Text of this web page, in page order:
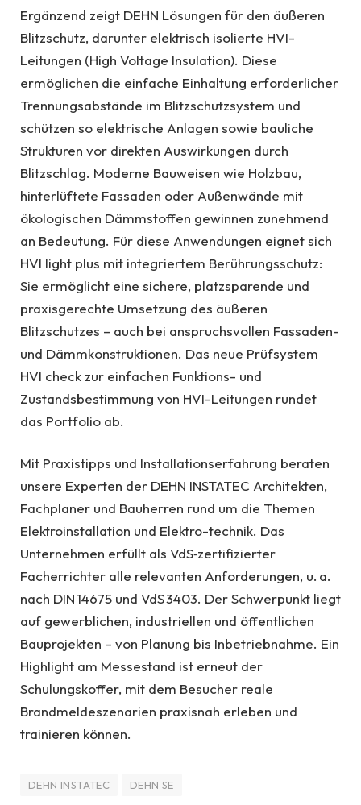
Ergänzend zeigt DEHN Lösungen für den äußeren
Blitzschutz, darunter elektrisch isolierte HVI-
Leitungen (High Voltage Insulation). Diese
ermöglichen die einfache Einhaltung erforderlicher
Trennungsabstände im Blitzschutzsystem und
schützen so elektrische Anlagen sowie bauliche
Strukturen vor direkten Auswirkungen durch
Blitzschlag. Moderne Bauweisen wie Holzbau,
hinterlüftete Fassaden oder Außenwände mit
ökologischen Dämmstoffen gewinnen zunehmend
an Bedeutung. Für diese Anwendungen eignet sich
HVI light plus mit integriertem Berührungsschutz:
Sie ermöglicht eine sichere, platzsparende und
praxisgerechte Umsetzung des äußeren
Blitzschutzes – auch bei anspruchsvollen Fassaden-
und Dämmkonstruktionen. Das neue Prüfsystem
HVI check zur einfachen Funktions- und
Zustandsbestimmung von HVI-Leitungen rundet
das Portfolio ab.
Mit Praxistipps und Installationserfahrung beraten
unsere Experten der DEHN INSTATEC Architekten,
Fachplaner und Bauherren rund um die Themen
Elektroinstallation und Elektro-technik. Das
Unternehmen erfüllt als VdS‑zertifizierter
Facherrichter alle relevanten Anforderungen, u. a.
nach DIN 14675 und VdS 3403. Der Schwerpunkt liegt
auf gewerblichen, industriellen und öffentlichen
Bauprojekten – von Planung bis Inbetriebnahme. Ein
Highlight am Messestand ist erneut der
Schulungskoffer, mit dem Besucher reale
Brandmeldeszenarien praxisnah erleben und
trainieren können.
DEHN INSTATEC DEHN SE